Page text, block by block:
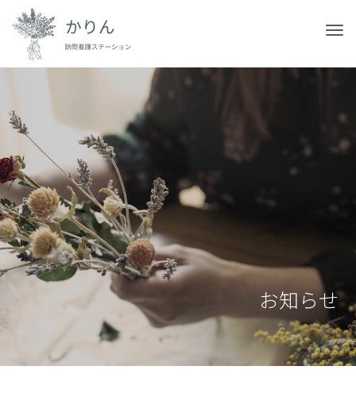
M
n
お知らせ